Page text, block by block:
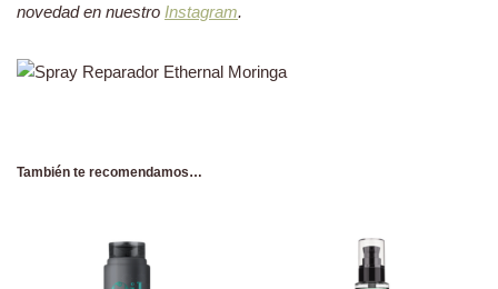
novedad en nuestro Instagram.
También te recomendamos…